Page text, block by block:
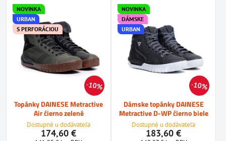
10%
NOVINKA
URBAN
S PERFORÁCIOU
Topánky DAINESE Metractive
Air čierno zelené
Dostupné u dodávateľa
174,60 €
10%
NOVINKA
DÁMSKE
URBAN
Dámske topánky DAINESE
Metractive D-WP čierno biele
Dostupné u dodávateľa
183,60 €